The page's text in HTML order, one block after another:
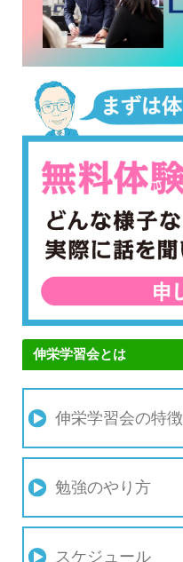
伸栄学習会とは
伸栄学習会の特徴
勉強のやり方
スケジュール